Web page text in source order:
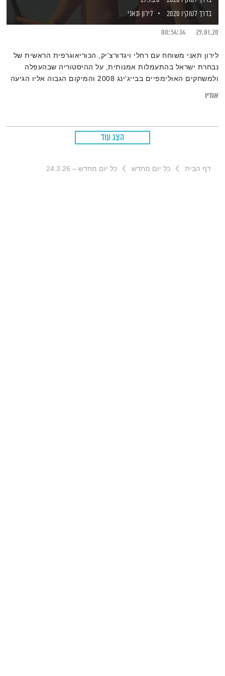
בדרך לטוקיו 2020
לירון תאני
29.01.20
00:54:34
לירון תאני משוחח עם רחלי ויגדורצ'יק, הכוריאוגרפית הראשית של
נבחרת ישראל בהתעמלות אמנותית, על ההיסטוריה שבהעפלה
ולמשחקים האולימפיים בבייג'ינג 2008 והמיקום הגבוה אליו הגיעה
אודיו
הצג עוד
דף הבית כל יום מחדש כל יום מחדש – 24.3.26